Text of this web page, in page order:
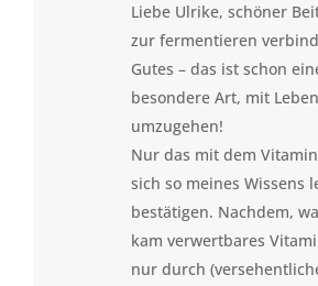
Liebe Ulrike, schöner
zur fermentieren
Gutes – das ist schon
besondere Art, mit
umzugehen!
Nur das mit dem
sich so meines Wissens
bestätigen. Nachdem,
kam verwertbares
nur durch